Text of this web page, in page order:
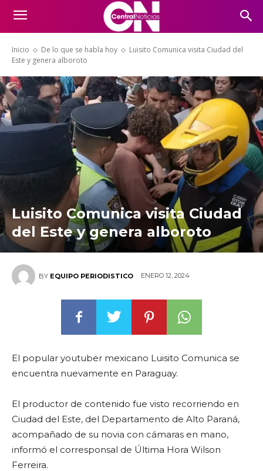
Inicio De lo que se habla hoy
Luisito Comunica visita Ciudad del
Este y genera alboroto
Luisito Comunica visita Ciudad
del Este y genera alboroto
BY EQUIPO PERIODISTICO ENERO 12, 2024
El popular youtuber mexicano Luisito Comunica se
encuentra nuevamente en Paraguay.
El productor de contenido fue visto recorriendo en
Ciudad del Este, del Departamento de Alto Paraná,
acompañado de su novia con cámaras en mano,
informó el corresponsal de Última Hora Wilson
Ferreira.